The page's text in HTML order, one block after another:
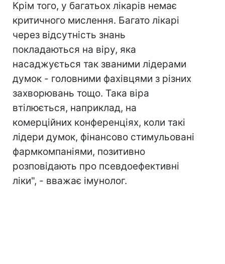
Крім того, у багатьох лікарів немає
критичного мислення. Багато лікарі
через відсутність знань
покладаються на віру, яка
насаджується так званими лідерами
думок - головними фахівцями з різних
захворювань тощо. Така віра
втілюється, наприклад, на
комерційних конференціях, коли такі
лідери думок, фінансово стимульовані
фармкомпаніями, позитивно
розповідають про псевдоефективні
ліки", - вважає імунолог.